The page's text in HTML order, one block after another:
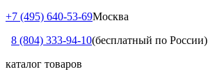
+7 (495) 640-53-69Москва
8 (804) 333-94-10(бесплатный по России)
каталог товаров